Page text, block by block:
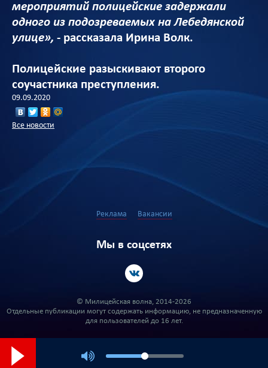
мероприятий полицейские задержали
одного из подозреваемых на Лебедянской
улице», - рассказала Ирина Волк.
Полицейские разыскивают второго
соучастника преступления.
09.09.2020
Все новости
Реклама Вакансии
Мы в соцсетях
© Милицейская волна, 2014-2026
Отдельные публикации могут содержать информацию, не предназначенную
для пользователей до 16 лет.